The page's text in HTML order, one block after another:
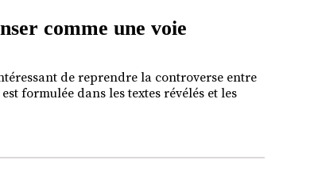
comme une voie
de reprendre la controverse entre
formulée dans les textes révélés et les